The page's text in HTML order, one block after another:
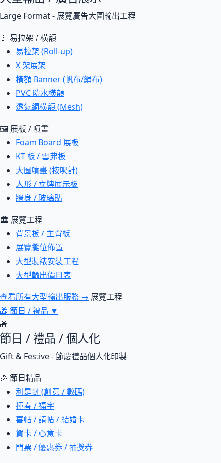
Large Format - 展覽廣告大圖輸出工程
🚩 易拉架 / 橫額
易拉架 (Roll-up)
X 架展架
橫額 Banner (帆布/絹布)
PVC 防水橫額
透氣網橫額 (Mesh)
🖼 展板 / 噴畫
Foam Board 展板
KT 板 / 雪弗板
大圖噴畫 (按呎計)
人形 / 立牌展示板
牆身 / 玻璃貼
🏛 展覽工程
背景板 / 主背板
展覽攤位佈置
大型裝裱安裝工程
大型輸出價目表
查看所有大型輸出服務 → 展覽工程
🎁 節日 / 禮品 ▼
🎁
節日 / 禮品 / 個人化
Gift & Festive - 節慶禮品個人化印製
🎉 節日精品
利是封 (創意 / 數碼)
揮春 / 福字
喜帖 / 請帖 / 結婚卡
賀卡 / 心意卡
門票 / 優惠券 / 抽獎券